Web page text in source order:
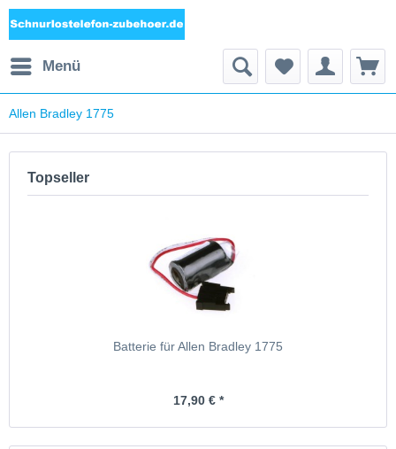
Menü
Allen Bradley 1775
Topseller
Batterie für Allen Bradley 1775
17,90 € *